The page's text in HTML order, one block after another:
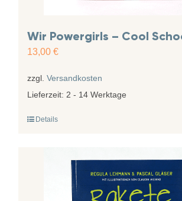
Wir Powergirls – Cool
13,00 €
zzgl. Versandkosten
Lieferzeit: 2 - 14 Werktage
Details